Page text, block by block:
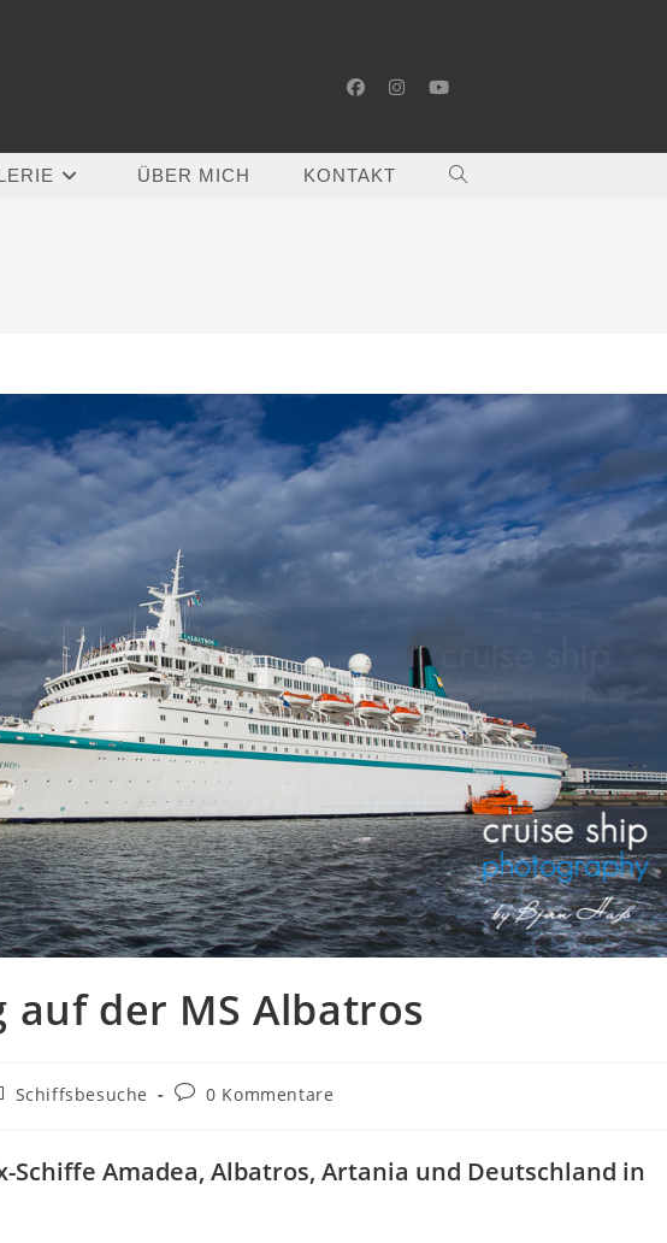
ÜBER MICH KONTAKT WEBSITE-
der MS Albatros
Schiffsbesuche
Beitrags-
0 Kommentare
Amadea, Albatros, Artania und Deutschland in